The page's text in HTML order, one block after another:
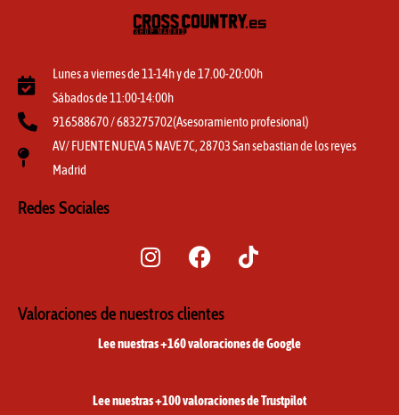
Lunes a viernes de 11-14h y de 17.00-20:00h
Sábados de 11:00-14:00h
916588670 / 683275702(Asesoramiento profesional)
AV/ FUENTE NUEVA 5 NAVE 7C, 28703 San sebastian de los reyes
Madrid
Redes Sociales
I
n
t
g
a
F
a
e
b
o
k
T
i
o
k
Valoraciones de nuestros clientes
Lee nuestras +160 valoraciones de Google
Lee nuestras +100 valoraciones de Trustpilot